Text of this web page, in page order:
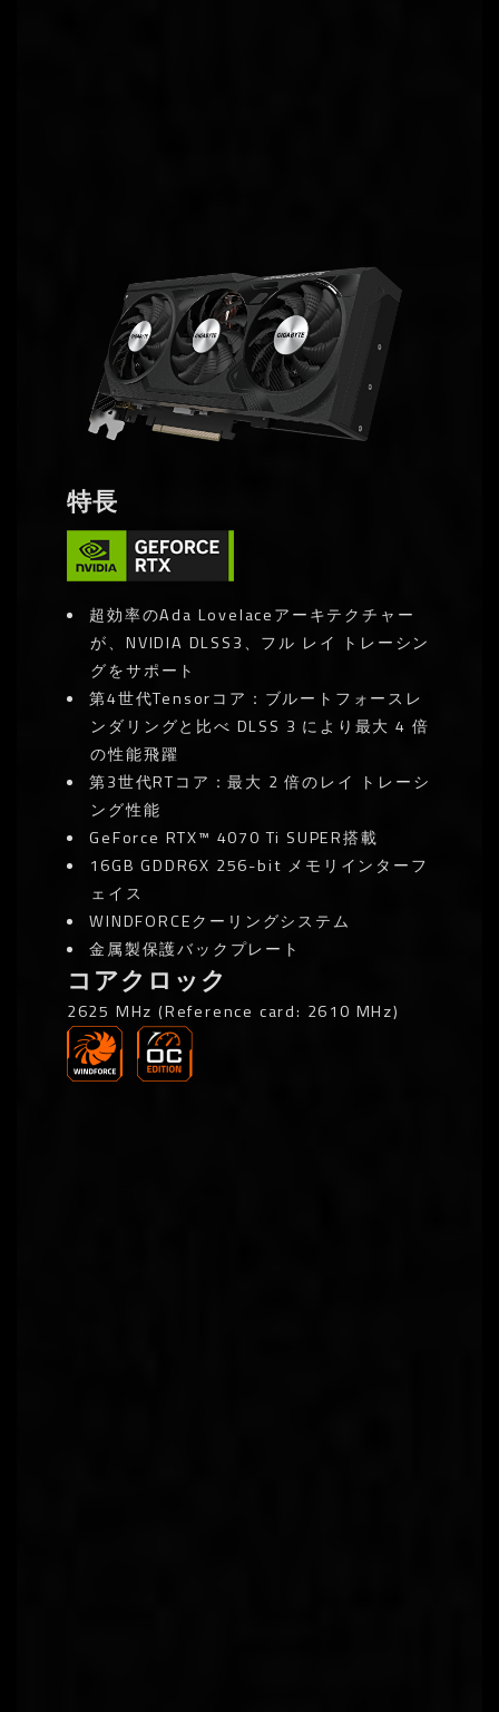
特長
超効率のAda Lovelaceアーキテクチャー
が、NVIDIA DLSS3、フル レイ トレーシン
グをサポート
第4世代Tensorコア：ブルートフォースレ
ンダリングと比べ DLSS 3 により最大 4 倍
の性能飛躍
第3世代RTコア：最大 2 倍のレイ トレーシ
ング性能
GeForce RTX™ 4070 Ti SUPER搭載
16GB GDDR6X 256-bit メモリインターフ
ェイス
WINDFORCEクーリングシステム
金属製保護バックプレート
コアクロック
2625 MHz (Reference card: 2610 MHz)